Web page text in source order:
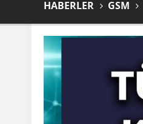
HABERLER GSM